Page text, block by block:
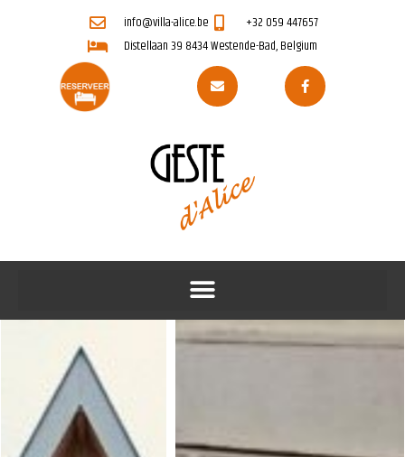
info@villa-alice.be
+32 059 447657
Distellaan 39 8434 Westende-Bad, Belgium